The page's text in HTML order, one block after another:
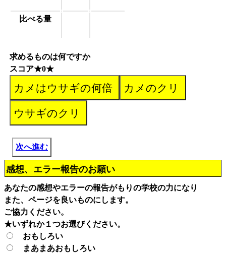
比べる量
求めるものは何ですか
スコア★0★
次へ進む
感想、エラー報告のお願い
あなたの感想やエラーの報告がもりの学校の力になり
また、ページを良いものにします。
ご協力ください。
★いずれか１つお選びください。
おもしろい
まあまあおもしろい